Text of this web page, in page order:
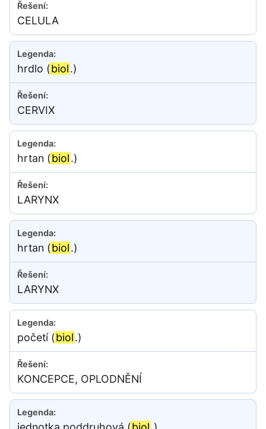
CELULA
hrdlo (biol.)
CERVIX
hrtan (biol.)
LARYNX
hrtan (biol.)
LARYNX
početí (biol.)
KONCEPCE, OPLODNĚNÍ